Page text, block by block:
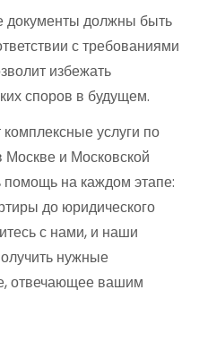
документы должны быть
с требованиями
избежать
споров в будущем.
услуги по
Москве и Московской
помощь на каждом этапе:
до юридического
с нами, и наши
нужные
отвечающее вашим